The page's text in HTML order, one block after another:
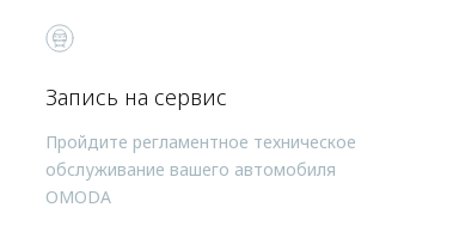
Запись на сервис
Пройдите регламентное техническое
обслуживание вашего автомобиля
OMODA